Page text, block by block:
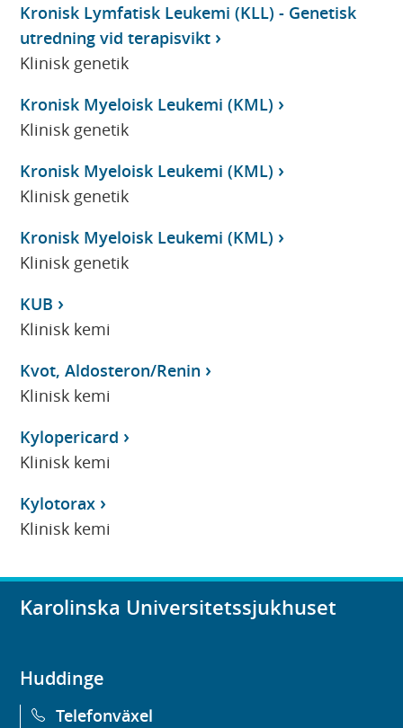
Kronisk Lymfatisk Leukemi (KLL) - Genetisk
utredning vid terapisvikt
Klinisk genetik
Kronisk Myeloisk Leukemi (KML)
Klinisk genetik
Kronisk Myeloisk Leukemi (KML)
Klinisk genetik
Kronisk Myeloisk Leukemi (KML)
Klinisk genetik
KUB
Klinisk kemi
Kvot, Aldosteron/Renin
Klinisk kemi
Kylopericard
Klinisk kemi
Kylotorax
Klinisk kemi
Karolinska Universitetssjukhuset
Huddinge
Telefonväxel